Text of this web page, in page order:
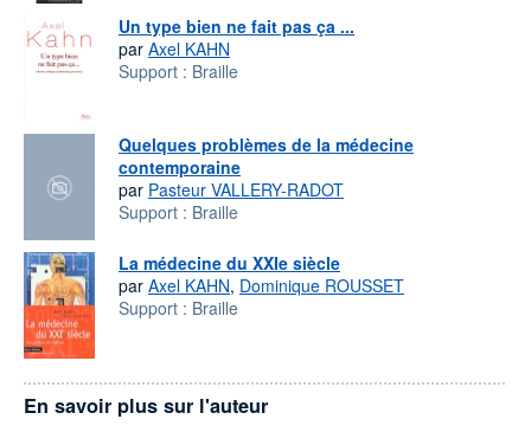
Un type bien ne fait pas ça ...
par Axel KAHN
Support : Braille
Quelques problèmes de la médecine
contemporaine
par Pasteur VALLERY-RADOT
Support : Braille
La médecine du XXIe siècle
par Axel KAHN, Dominique ROUSSET
Support : Braille
En savoir plus sur l'auteur